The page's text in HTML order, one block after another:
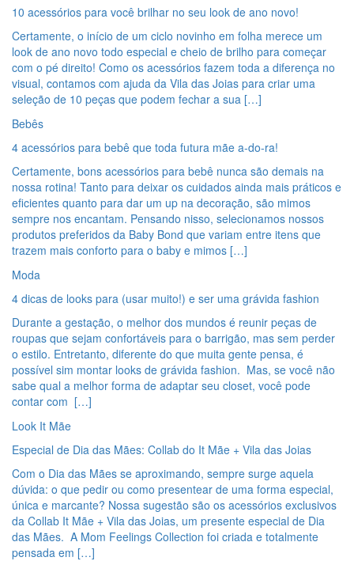
10 acessórios para você brilhar no seu look de ano novo!
Certamente, o início de um ciclo novinho em folha merece um
look de ano novo todo especial e cheio de brilho para começar
com o pé direito! Como os acessórios fazem toda a diferença no
visual, contamos com ajuda da Vila das Joias para criar uma
seleção de 10 peças que podem fechar a sua […]
Bebês
4 acessórios para bebê que toda futura mãe a-do-ra!
Certamente, bons acessórios para bebê nunca são demais na
nossa rotina! Tanto para deixar os cuidados ainda mais práticos e
eficientes quanto para dar um up na decoração, são mimos
sempre nos encantam. Pensando nisso, selecionamos nossos
produtos preferidos da Baby Bond que variam entre itens que
trazem mais conforto para o baby e mimos […]
Moda
4 dicas de looks para (usar muito!) e ser uma grávida fashion
Durante a gestação, o melhor dos mundos é reunir peças de
roupas que sejam confortáveis para o barrigão, mas sem perder
o estilo. Entretanto, diferente do que muita gente pensa, é
possível sim montar looks de grávida fashion. Mas, se você não
sabe qual a melhor forma de adaptar seu closet, você pode
contar com […]
Look It Mãe
Especial de Dia das Mães: Collab do It Mãe + Vila das Joias
Com o Dia das Mães se aproximando, sempre surge aquela
dúvida: o que pedir ou como presentear de uma forma especial,
única e marcante? Nossa sugestão são os acessórios exclusivos
da Collab It Mãe + Vila das Joias, um presente especial de Dia
das Mães. A Mom Feelings Collection foi criada e totalmente
pensada em […]